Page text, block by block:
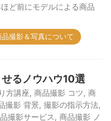
ど前にモデルによる商品
品撮影＆写真について
るノウハウ10選
方講座 商品撮影 コツ 商
撮影 背景 撮影の指示方法
撮影サービス
商品撮影 ノ